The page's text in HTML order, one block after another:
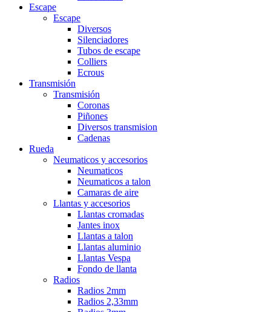
Escape
Escape
Diversos
Silenciadores
Tubos de escape
Colliers
Ecrous
Transmisión
Transmisión
Coronas
Piñones
Diversos transmision
Cadenas
Rueda
Neumaticos y accesorios
Neumaticos
Neumaticos a talon
Camaras de aire
Llantas y accesorios
Llantas cromadas
Jantes inox
Llantas a talon
Llantas aluminio
Llantas Vespa
Fondo de llanta
Radios
Radios 2mm
Radios 2,33mm